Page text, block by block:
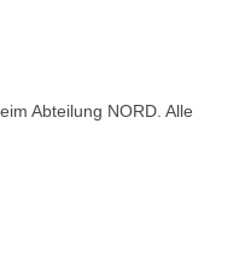
Abteilung NORD. Alle